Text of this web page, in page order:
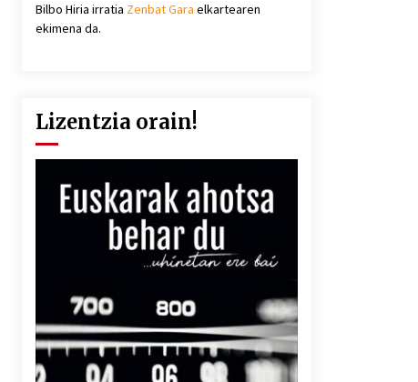
Bilbo Hiria irratia Zenbat Gara elkartearen
ekimena da.
Lizentzia orain!